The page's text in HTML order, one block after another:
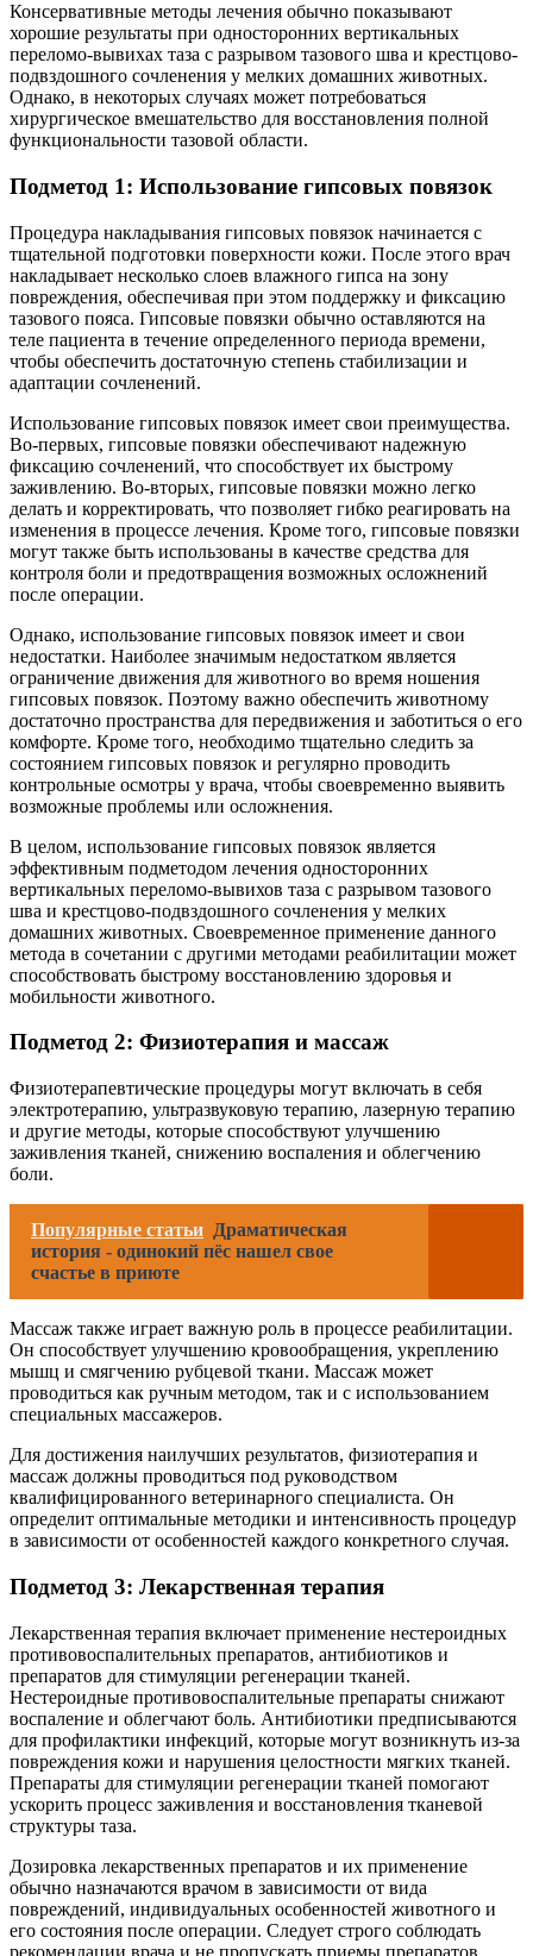
Консервативные методы лечения обычно показывают
хорошие результаты при односторонних вертикальных
переломо-вывихах таза с разрывом тазового шва и крестцово-
подвздошного сочленения у мелких домашних животных.
Однако, в некоторых случаях может потребоваться
хирургическое вмешательство для восстановления полной
функциональности тазовой области.
Подметод 1: Использование гипсовых повязок
Процедура накладывания гипсовых повязок начинается с
тщательной подготовки поверхности кожи. После этого врач
накладывает несколько слоев влажного гипса на зону
повреждения, обеспечивая при этом поддержку и фиксацию
тазового пояса. Гипсовые повязки обычно оставляются на
теле пациента в течение определенного периода времени,
чтобы обеспечить достаточную степень стабилизации и
адаптации сочленений.
Использование гипсовых повязок имеет свои преимущества.
Во-первых, гипсовые повязки обеспечивают надежную
фиксацию сочленений, что способствует их быстрому
заживлению. Во-вторых, гипсовые повязки можно легко
делать и корректировать, что позволяет гибко реагировать на
изменения в процессе лечения. Кроме того, гипсовые повязки
могут также быть использованы в качестве средства для
контроля боли и предотвращения возможных осложнений
после операции.
Однако, использование гипсовых повязок имеет и свои
недостатки. Наиболее значимым недостатком является
ограничение движения для животного во время ношения
гипсовых повязок. Поэтому важно обеспечить животному
достаточно пространства для передвижения и заботиться о его
комфорте. Кроме того, необходимо тщательно следить за
состоянием гипсовых повязок и регулярно проводить
контрольные осмотры у врача, чтобы своевременно выявить
возможные проблемы или осложнения.
В целом, использование гипсовых повязок является
эффективным подметодом лечения односторонних
вертикальных переломо-вывихов таза с разрывом тазового
шва и крестцово-подвздошного сочленения у мелких
домашних животных. Своевременное применение данного
метода в сочетании с другими методами реабилитации может
способствовать быстрому восстановлению здоровья и
мобильности животного.
Подметод 2: Физиотерапия и массаж
Физиотерапевтические процедуры могут включать в себя
электротерапию, ультразвуковую терапию, лазерную терапию
и другие методы, которые способствуют улучшению
заживления тканей, снижению воспаления и облегчению
боли.
Популярные статьи Драматическая
история - одинокий пёс нашел свое
счастье в приюте
Массаж также играет важную роль в процессе реабилитации.
Он способствует улучшению кровообращения, укреплению
мышц и смягчению рубцевой ткани. Массаж может
проводиться как ручным методом, так и с использованием
специальных массажеров.
Для достижения наилучших результатов, физиотерапия и
массаж должны проводиться под руководством
квалифицированного ветеринарного специалиста. Он
определит оптимальные методики и интенсивность процедур
в зависимости от особенностей каждого конкретного случая.
Подметод 3: Лекарственная терапия
Лекарственная терапия включает применение нестероидных
противовоспалительных препаратов, антибиотиков и
препаратов для стимуляции регенерации тканей.
Нестероидные противовоспалительные препараты снижают
воспаление и облегчают боль. Антибиотики предписываются
для профилактики инфекций, которые могут возникнуть из-за
повреждения кожи и нарушения целостности мягких тканей.
Препараты для стимуляции регенерации тканей помогают
ускорить процесс заживления и восстановления тканевой
структуры таза.
Дозировка лекарственных препаратов и их применение
обычно назначаются врачом в зависимости от вида
повреждений, индивидуальных особенностей животного и
его состояния после операции. Следует строго соблюдать
рекомендации врача и не пропускать приемы препаратов.